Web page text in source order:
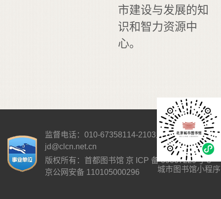
市建设与发展的知
识和智力资源中
心。
监督电话：010-67358114-2103 监督邮箱：
jd@clcn.net.cn
版权所有：首都图书馆 京 ICP 备 09067229号-3
京公网安备 110105000296
城市图书馆小程序